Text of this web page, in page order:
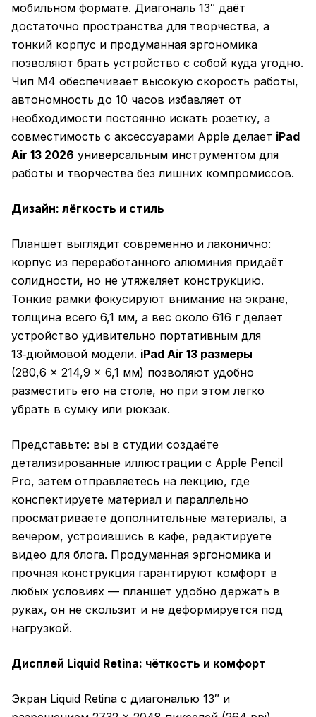
мобильном формате. Диагональ 13″ даёт
достаточно пространства для творчества, а
тонкий корпус и продуманная эргономика
позволяют брать устройство с собой куда угодно.
Чип M4 обеспечивает высокую скорость работы,
автономность до 10 часов избавляет от
необходимости постоянно искать розетку, а
совместимость с аксессуарами Apple делает iPad
Air 13 2026 универсальным инструментом для
работы и творчества без лишних компромиссов.
Дизайн: лёгкость и стиль
Планшет выглядит современно и лаконично:
корпус из переработанного алюминия придаёт
солидности, но не утяжеляет конструкцию.
Тонкие рамки фокусируют внимание на экране,
толщина всего 6,1 мм, а вес около 616 г делает
устройство удивительно портативным для
13‑дюймовой модели. iPad Air 13 размеры
(280,6 × 214,9 × 6,1 мм) позволяют удобно
разместить его на столе, но при этом легко
убрать в сумку или рюкзак.
Представьте: вы в студии создаёте
детализированные иллюстрации с Apple Pencil
Pro, затем отправляетесь на лекцию, где
конспектируете материал и параллельно
просматриваете дополнительные материалы, а
вечером, устроившись в кафе, редактируете
видео для блога. Продуманная эргономика и
прочная конструкция гарантируют комфорт в
любых условиях — планшет удобно держать в
руках, он не скользит и не деформируется под
нагрузкой.
Дисплей Liquid Retina: чёткость и комфорт
Экран Liquid Retina с диагональю 13″ и